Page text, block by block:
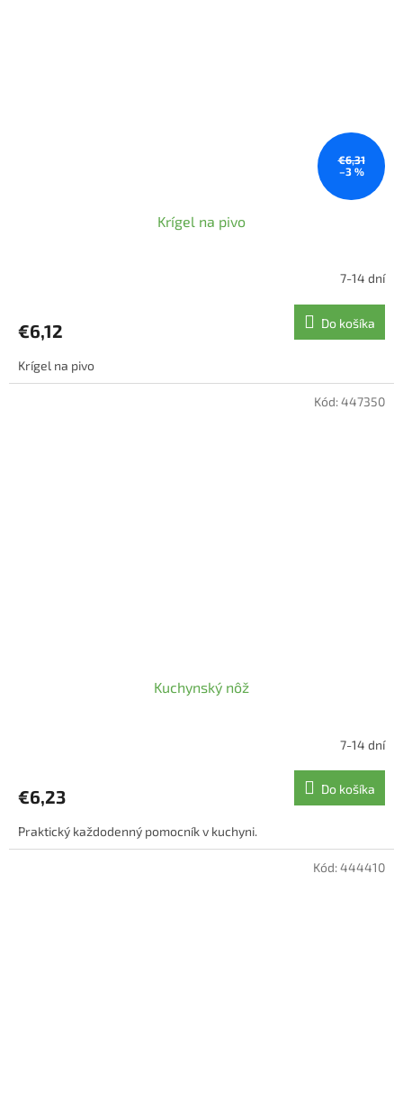
€6,31
–3 %
Krígel na pivo
7-14 dní
€6,12 Do košíka
Krígel na pivo
Kuchynský nôž
7-14 dní
€6,23 Do košíka
Praktický každodenný pomocník v kuchyni.
Kód:447350
Kód:444410